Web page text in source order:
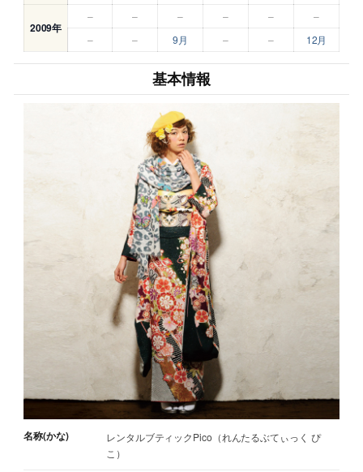
2009年
– – – – –
–
–
– 9月 – – 12月
基本情報
名称(かな)
レンタルブティックPico（れんたるぶてぃっく ぴ
こ）